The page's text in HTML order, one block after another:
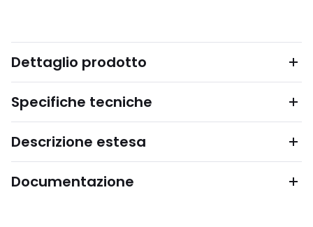
Dettaglio prodotto
Specifiche tecniche
Descrizione estesa
Documentazione